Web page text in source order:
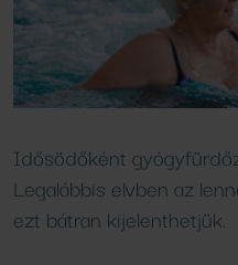
Idősödőként
Legalábbis elvben az
ezt bátran kijelenthetjük.